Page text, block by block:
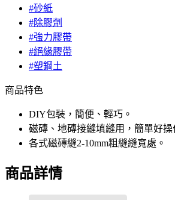
#砂紙
#除膠劑
#強力膠帶
#絕緣膠帶
#塑鋼土
商品特色
DIY包裝，簡便、輕巧。
磁磚、地磚接縫填縫用，簡單好操
各式磁磚縫2-10mm粗縫縫寬處。
商品詳情